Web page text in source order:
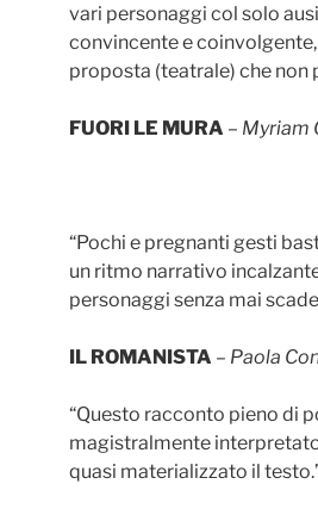
vari personaggi col solo
convincente e
proposta (teatrale) che
FUORI LE MURA – Myriam
“Pochi e pregnanti gesti
un ritmo narrativo
personaggi senza mai
IL ROMANISTA – Paola
“Questo racconto pieno di
magistralmente
quasi materializzato il